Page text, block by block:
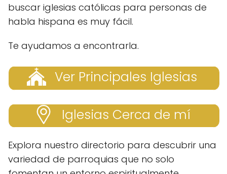
buscar iglesias católicas para personas de
habla hispana es muy fácil.
Te ayudamos a encontrarla.
Ver Principales Iglesias
Iglesias Cerca de mí
Explora nuestro directorio para descubrir una
variedad de parroquias que no solo